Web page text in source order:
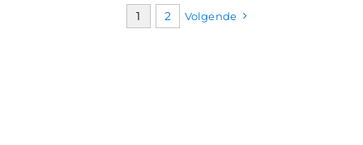
1 2 Volgende